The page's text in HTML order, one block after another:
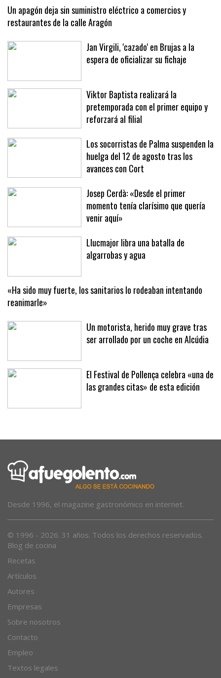
resulta herida crítica
Un apagón deja sin suministro eléctrico a comercios y
restaurantes de la calle Aragón
Jan Virgili, 'cazado' en Brujas a la
Viktor Baptista realizará la
pretemporada con el primer equipo y
reforzará al filial
Los socorristas de Palma suspenden la
huelga del 12 de agosto tras los
avances con Cort
Josep Cerdà: «Desde el primer
momento tenía clarísimo que quería
venir aquí»
Llucmajor libra una batalla de
«Ha sido muy fuerte, los sanitarios lo rodeaban intentando
reanimarle»
Un motorista, herido muy grave tras
El Festival de Pollença celebra «una de
Blog de cocina
Recetas
Artículos
Autores
Empresas
Sobre nosotros
Contacto
Empleo